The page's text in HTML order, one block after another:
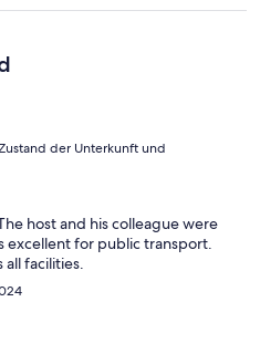
der Unterkunft und
host and his colleague were
excellent for public transport.
all facilities.